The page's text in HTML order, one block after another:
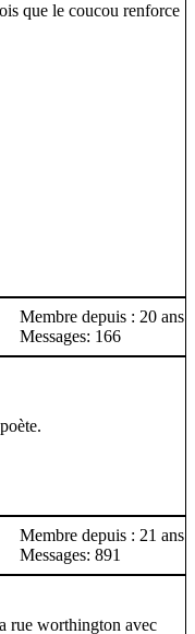
que le coucou renforce
Membre depuis : 20 ans
Messages: 166
Membre depuis : 21 ans
Messages: 891
rue worthington avec